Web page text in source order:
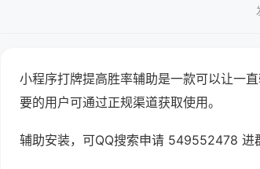
小程序打牌提高胜率辅助是一款可以让一
要的用户可通过正规渠道获取使用。
辅助安装，可QQ搜索申请 549552478 进